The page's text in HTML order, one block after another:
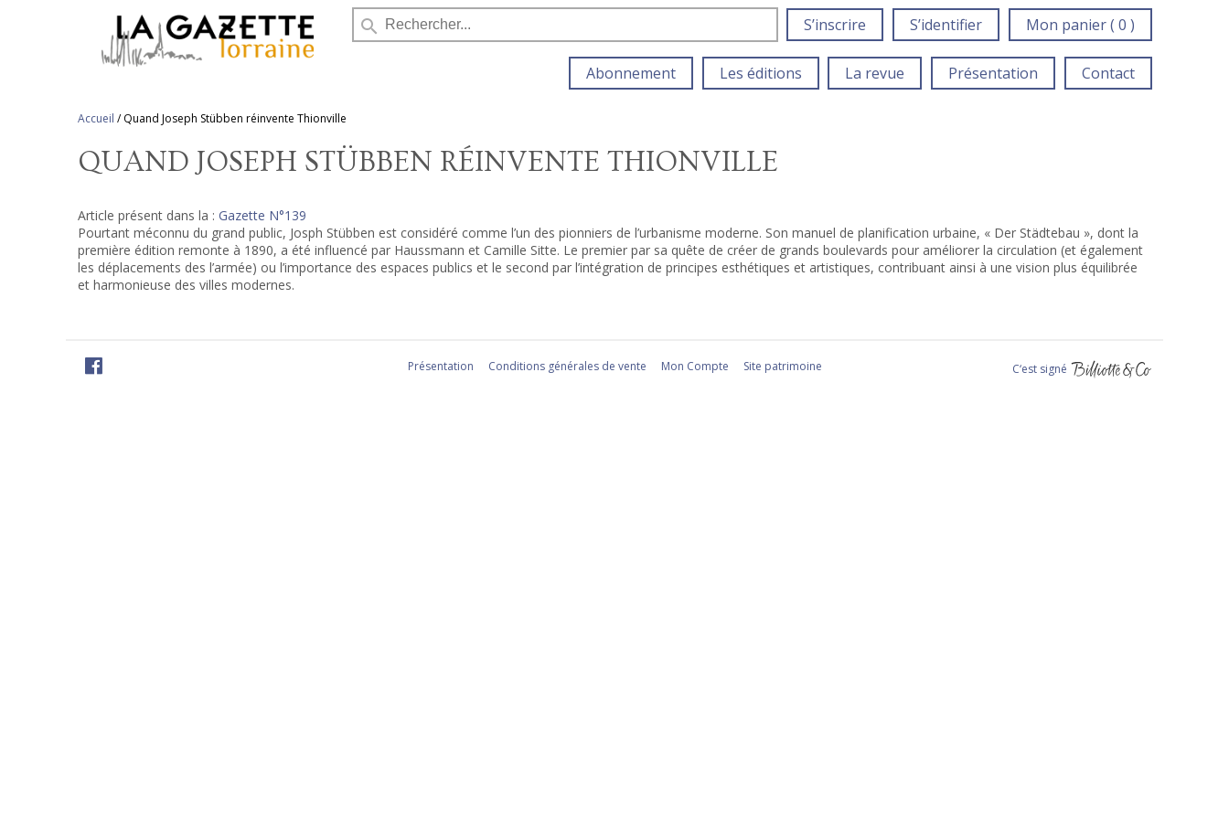
search S’inscrire S’identifier Mon panier ( 0 )
Abonnement Les éditions La revue Présentation Contact
Accueil /Quand Joseph Stübben réinvente Thionville
QUAND JOSEPH STÜBBEN RÉINVENTE THIONVILLE
Article présent dans la : Gazette N°139
Pourtant méconnu du grand public, Josph Stübben est considéré comme l’un des pionniers de l’urbanisme moderne. Son manuel de planification urbaine, « Der Städtebau », dont la
première édition remonte à 1890, a été influencé par Haussmann et Camille Sitte. Le premier par sa quête de créer de grands boulevards pour améliorer la circulation (et également
les déplacements des l’armée) ou l’importance des espaces publics et le second par l’intégration de principes esthétiques et artistiques, contribuant ainsi à une vision plus équilibrée
et harmonieuse des villes modernes.
Présentation Conditions générales de vente Mon Compte Site patrimoine C‘est signé